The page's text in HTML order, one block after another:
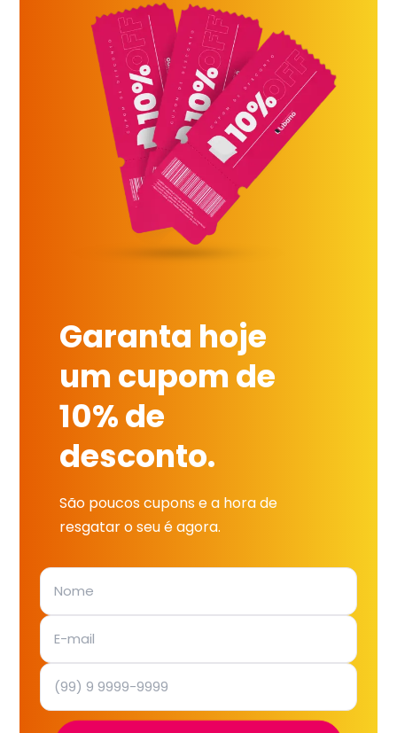
Garanta hoje
um cupom de
10% de
desconto.
São poucos cupons e a hora de
resgatar o seu é agora.